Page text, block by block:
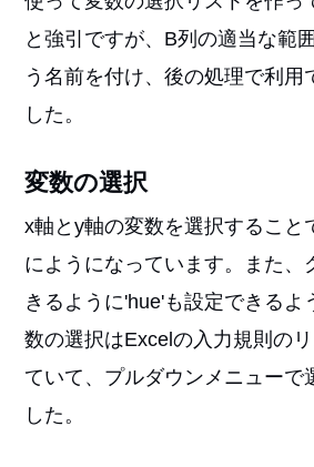
と強引ですが、B列の適当な範
う名前を付け、後の処理で利用
した。
変数の選択
x軸とy軸の変数を選択すること
にようになっています。また、
きるように'hue'も設定できるよ
数の選択はExcelの入力規則の
ていて、プルダウンメニューで
した。